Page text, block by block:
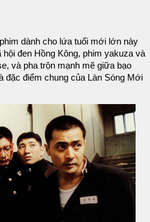
dành cho lứa tuổi mới lớn này
đen Hồng Kông, phim yakuza và
và pha trộn mạnh mẽ giữa bạo
đặc điểm chung của Làn Sóng Mới